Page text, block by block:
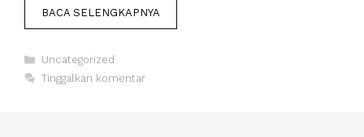
BACA SELENGKAPNYA
Kategori
Uncategorized
Tinggalkan komentar